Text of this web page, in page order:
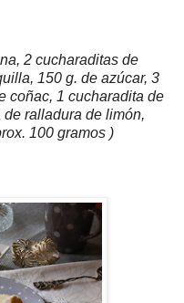
2 cucharaditas de
150 g. de azúcar, 3
coñac, 1 cucharadita de
ralladura de limón,
100 gramos )